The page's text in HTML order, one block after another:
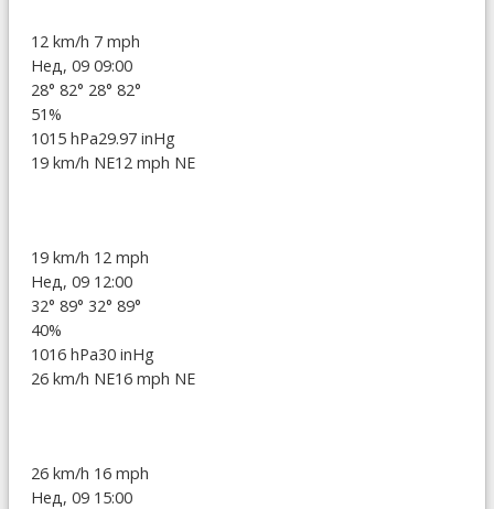
12 km/h 7 mph
Нед, 09 09:00
28° 82° 28° 82°
51%
1015 hPa29.97 inHg
19 km/h NE12 mph NE
19 km/h 12 mph
Нед, 09 12:00
32° 89° 32° 89°
40%
1016 hPa30 inHg
26 km/h NE16 mph NE
26 km/h 16 mph
Нед, 09 15:00